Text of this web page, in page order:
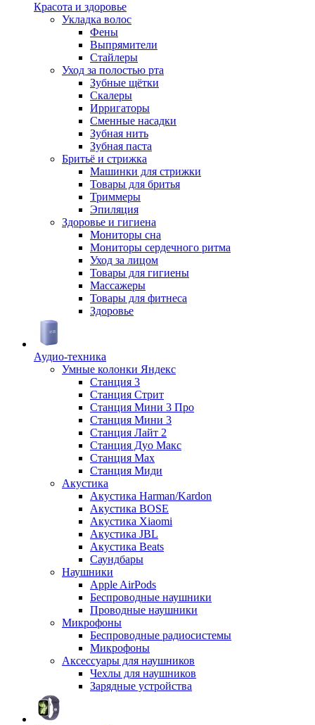
Красота и здоровье
Укладка волос
Фены
Выпрямители
Стайлеры
Уход за полостью рта
Зубные щётки
Скалеры
Ирригаторы
Сменные насадки
Зубная нить
Зубная паста
Бритьё и стрижка
Машинки для стрижки
Товары для бритья
Триммеры
Эпиляция
Здоровье и гигиена
Мониторы сна
Мониторы сердечного ритма
Уход за лицом
Товары для гигиены
Массажеры
Товары для фитнеса
Здоровье
Аудио-техника
Умные колонки Яндекс
Станция 3
Станция Стрит
Станция Мини 3 Про
Станция Мини 3
Станция Лайт 2
Станция Дуо Макс
Станция Max
Станция Миди
Акустика
Акустика Harman/Kardon
Акустика BOSE
Акустика Xiaomi
Акустика JBL
Акустика Beats
Саундбары
Наушники
Apple AirPods
Беспроводные наушники
Проводные наушники
Микрофоны
Беспроводные радиосистемы
Микрофоны
Аксессуары для наушников
Чехлы для наушников
Зарядные устройства